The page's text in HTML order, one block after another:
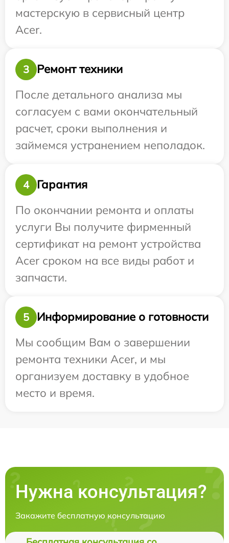
мастерскую в сервисный центр
Acer.
3
Ремонт техники
После детального анализа мы
согласуем с вами окончательный
расчет, сроки выполнения и
займемся устранением неполадок.
4
Гарантия
По окончании ремонта и оплаты
услуги Вы получите фирменный
сертификат на ремонт устройства
Acer сроком на все виды работ и
запчасти.
5
Информирование о готовности
Мы сообщим Вам о завершении
ремонта техники Acer, и мы
организуем доставку в удобное
место и время.
Нужна консультация?
Закажите бесплатную консультацию